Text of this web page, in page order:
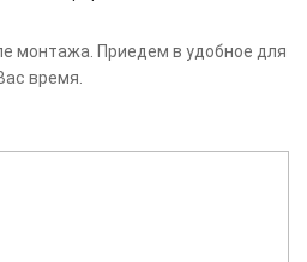
монтажа. Приедем в удобное для
время.